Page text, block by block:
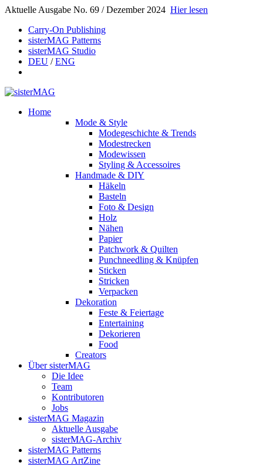
Aktuelle Ausgabe No. 69 / Dezember 2024 Hier lesen
Carry-On Publishing
sisterMAG Patterns
sisterMAG Studio
DEU /ENG
Home
Mode & Style
Modegeschichte & Trends
Modestrecken
Modewissen
Styling & Accessoires
Handmade & DIY
Häkeln
Basteln
Foto & Design
Holz
Nähen
Papier
Patchwork & Quilten
Punchneedling & Knüpfen
Sticken
Stricken
Verpacken
Dekoration
Feste & Feiertage
Entertaining
Dekorieren
Food
Creators
Über sisterMAG
Die Idee
Team
Kontributoren
Jobs
sisterMAG Magazin
Aktuelle Ausgabe
sisterMAG-Archiv
sisterMAG Patterns
sisterMAG ArtZine